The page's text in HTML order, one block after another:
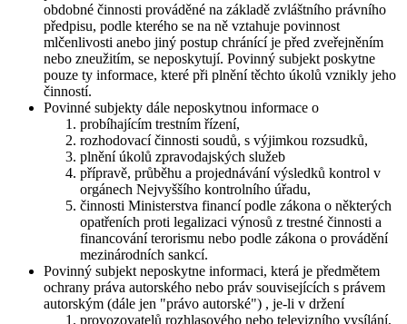
obdobné činnosti prováděné na základě zvláštního právního
předpisu, podle kterého se na ně vztahuje povinnost
mlčenlivosti anebo jiný postup chránící je před zveřejněním
nebo zneužitím, se neposkytují. Povinný subjekt poskytne
pouze ty informace, které při plnění těchto úkolů vznikly jeho
činností.
Povinné subjekty dále neposkytnou informace o
probíhajícím trestním řízení,
rozhodovací činnosti soudů, s výjimkou rozsudků,
plnění úkolů zpravodajských služeb
přípravě, průběhu a projednávání výsledků kontrol v
orgánech Nejvyššího kontrolního úřadu,
činnosti Ministerstva financí podle zákona o některých
opatřeních proti legalizaci výnosů z trestné činnosti a
financování terorismu nebo podle zákona o provádění
mezinárodních sankcí.
Povinný subjekt neposkytne informaci, která je předmětem
ochrany práva autorského nebo práv souvisejících s právem
autorským (dále jen "právo autorské") , je-li v držení
provozovatelů rozhlasového nebo televizního vysílání,